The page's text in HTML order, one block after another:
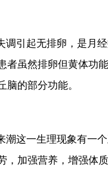
引起无排卵，是月
虽然排卵但黄体功
的部分功能。
这一生理现象有一
加强营养，增强体